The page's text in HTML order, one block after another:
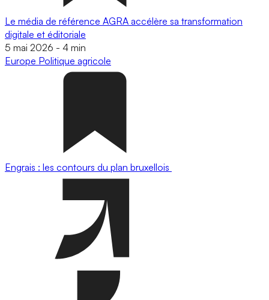
Le média de référence AGRA accélère sa transformation
digitale et éditoriale
5 mai 2026 - 4 min
Europe Politique agricole
Engrais : les contours du plan bruxellois